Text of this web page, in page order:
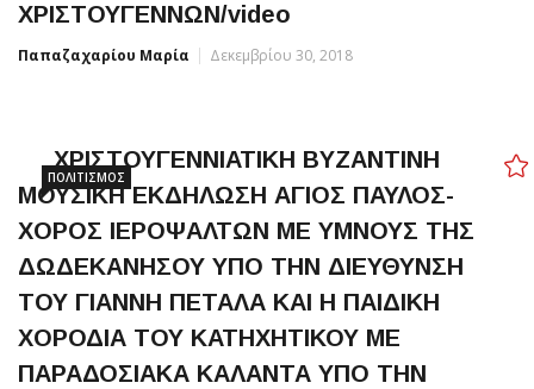
ΧΡΙΣΤΟΥΓΕΝΝΩΝ/video
Παπαζαχαρίου Μαρία Δεκεμβρίου 30, 2018
ΠΟΛΙΤΙΣΜΌΣ
ΧΡΙΣΤΟΥΓΕΝΝΙΑΤΙΚΗ ΒΥΖΑΝΤΙΝΗ
ΜΟΥΣΙΚΗ ΕΚΔΗΛΩΣΗ ΑΓΙΟΣ ΠΑΥΛΟΣ-
ΧΟΡΟΣ ΙΕΡΟΨΑΛΤΩΝ ΜΕ ΥΜΝΟΥΣ ΤΗΣ
ΔΩΔΕΚΑΝΗΣΟΥ ΥΠΟ ΤΗΝ ΔΙΕΥΘΥΝΣΗ
ΤΟΥ ΓΙΑΝΝΗ ΠΕΤΑΛΑ ΚΑΙ Η ΠΑΙΔΙΚΗ
ΧΟΡΟΔΙΑ ΤΟΥ ΚΑΤΗΧΗΤΙΚΟΥ ΜΕ
ΠΑΡΑΔΟΣΙΑΚΑ ΚΑΛΑΝΤΑ ΥΠΟ ΤΗΝ